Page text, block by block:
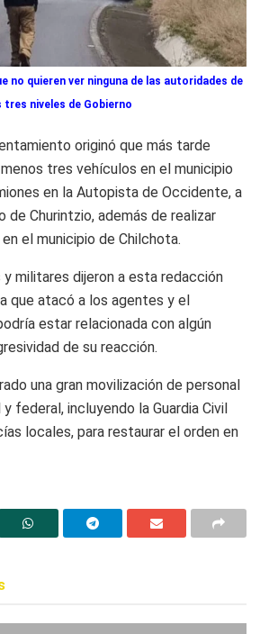
no quieren ver ninguna de las autoridades de
tres niveles de Gobierno
originó que más tarde
tres vehículos en el municipio
en la Autopista de Occidente, a
de Churintzio, además de realizar
el municipio de Chilchota.
militares dijeron a esta redacción
que atacó a los agentes y el
estar relacionada con algún
de su reacción.
una gran movilización de personal
federal, incluyendo la Guardia Civil
locales, para restaurar el orden en